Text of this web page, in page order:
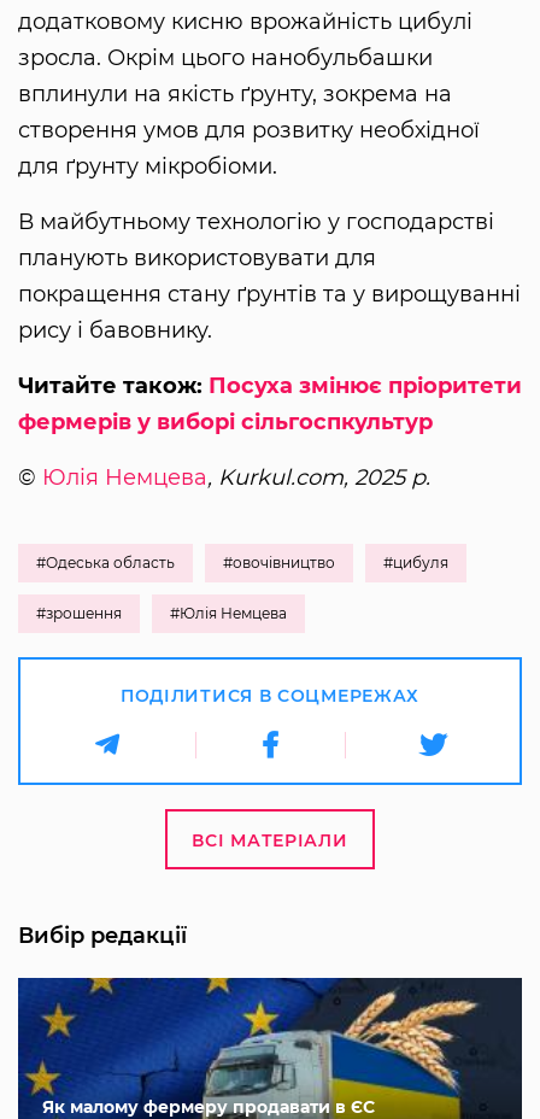
додатковому кисню врожайність цибулі
зросла. Окрім цього нанобульбашки
вплинули на якість ґрунту, зокрема на
створення умов для розвитку необхідної
для ґрунту мікробіоми.
В майбутньому технологію у господарстві
планують використовувати для
покращення стану ґрунтів та у вирощуванні
рису і бавовнику.
Читайте також: Посуха змінює пріоритети
фермерів у виборі сільгоспкультур
© Юлія Немцева, Kurkul.com, 2025 р.
#Одеська область #овочівництво #цибуля
#зрошення #Юлія Немцева
ПОДІЛИТИСЯ В СОЦМЕРЕЖАХ
ВСІ МАТЕРІАЛИ
Вибір редакції
Як малому фермеру продавати в ЄС